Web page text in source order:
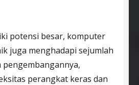
potensi besar, komputer
juga menghadapi sejumlah
perangkat keras dan